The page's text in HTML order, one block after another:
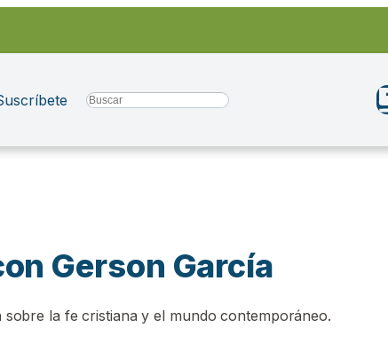
Search
Gerson García
sobre la fe cristiana y el mundo contemporáneo.